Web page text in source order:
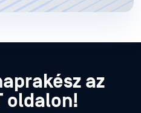
az
oldalon!